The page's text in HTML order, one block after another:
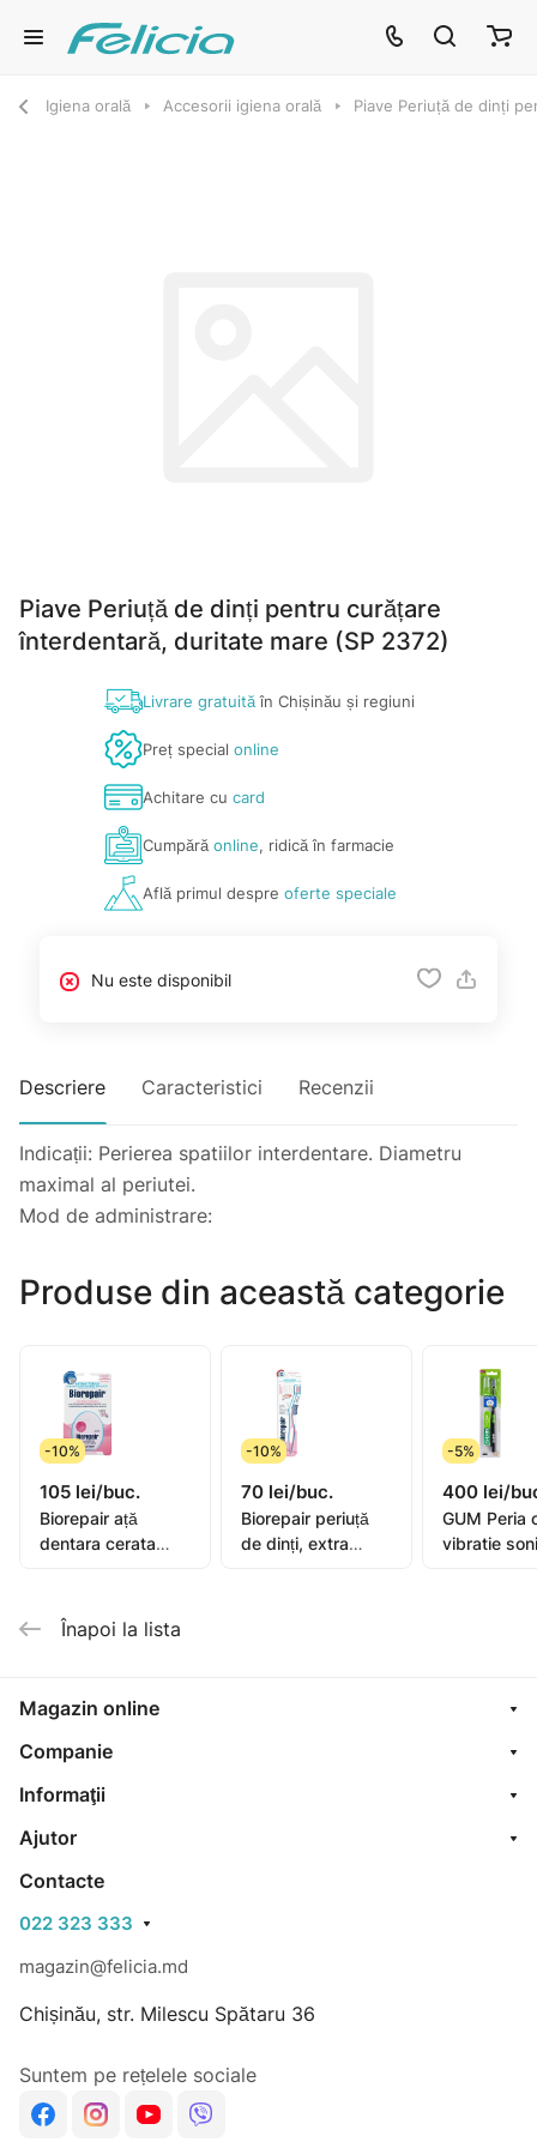
Igiena orală Accesorii igiena orală Piave Periuță de dinți
Piave Periuță de dinți pentru curățare
înterdentară, duritate mare (SP 2372)
Livrare gratuităîn Chișinău și regiuni
Preț special online
Achitare cu card
Cumpărăonline, ridică în farmacie
Află primul despre oferte speciale
Nu este disponibil
Descriere Caracteristici Recenzii
Indicații: Perierea spatiilor interdentare. Diametru
maximal al periutei.
Mod de administrare:
Produse din această categorie
-10%
105 lei/buc.
Biorepair ață
dentara cerata
-10%
70 lei/buc.
Biorepair periuță
de dinți, extra
-5%
400 lei/
GUM Peria
vibratie
Înapoi la lista
Magazin online
Companie
Informaţii
Ajutor
Contacte
022 323 333
magazin@felicia.md
Chișinău, str. Milescu Spătaru 36
Suntem pe rețelele sociale